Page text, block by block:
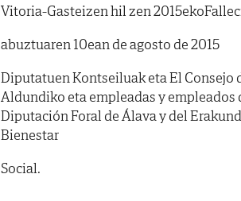
Vitoria-Gasteizen hil zen
abuztuaren 10ean de agosto de 2015
Diputatuen Kontseiluak eta El Consejo
Aldundiko eta empleadas y empleados
Diputación Foral de Álava y del
Bienestar
Social.